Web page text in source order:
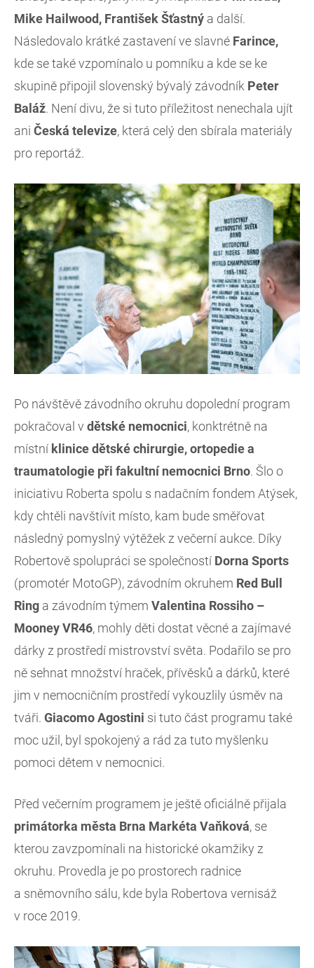
Mike Hailwood, František Šťastný a další.
Následovalo krátké zastavení ve slavné Farince,
kde se také vzpomínalo u pomníku a kde se ke
skupině připojil slovenský bývalý závodník Peter
Baláž. Není divu, že si tuto příležitost nenechala ujít
ani Česká televize, která celý den sbírala materiály
pro reportáž.
Po návštěvě závodního okruhu dopolední program
pokračoval v dětské nemocnici, konktrétně na
místní klinice dětské chirurgie, ortopedie a
traumatologie při fakultní nemocnici Brno. Šlo o
iniciativu Roberta spolu s nadačním fondem Atýsek,
kdy chtěli navštívit místo, kam bude směřovat
následný pomyslný výtěžek z večerní aukce. Díky
Robertově spolupráci se společností Dorna Sports
(promotér MotoGP), závodním okruhem Red Bull
Ring a závodním týmem Valentina Rossiho –
Mooney VR46, mohly děti dostat věcné a zajímavé
dárky z prostředí mistrovství světa. Podařilo se pro
ně sehnat množství hraček, přívěsků a dárků, které
jim v nemocničním prostředí vykouzlily úsměv na
tváři. Giacomo Agostini si tuto část programu také
moc užil, byl spokojený a rád za tuto myšlenku
pomoci dětem v nemocnici.
Před večerním programem je ještě oficiálně přijala
primátorka města Brna Markéta Vaňková, se
kterou zavzpomínali na historické okamžiky z
okruhu. Provedla je po prostorech radnice
a sněmovního sálu, kde byla Robertova vernisáž
v roce 2019.